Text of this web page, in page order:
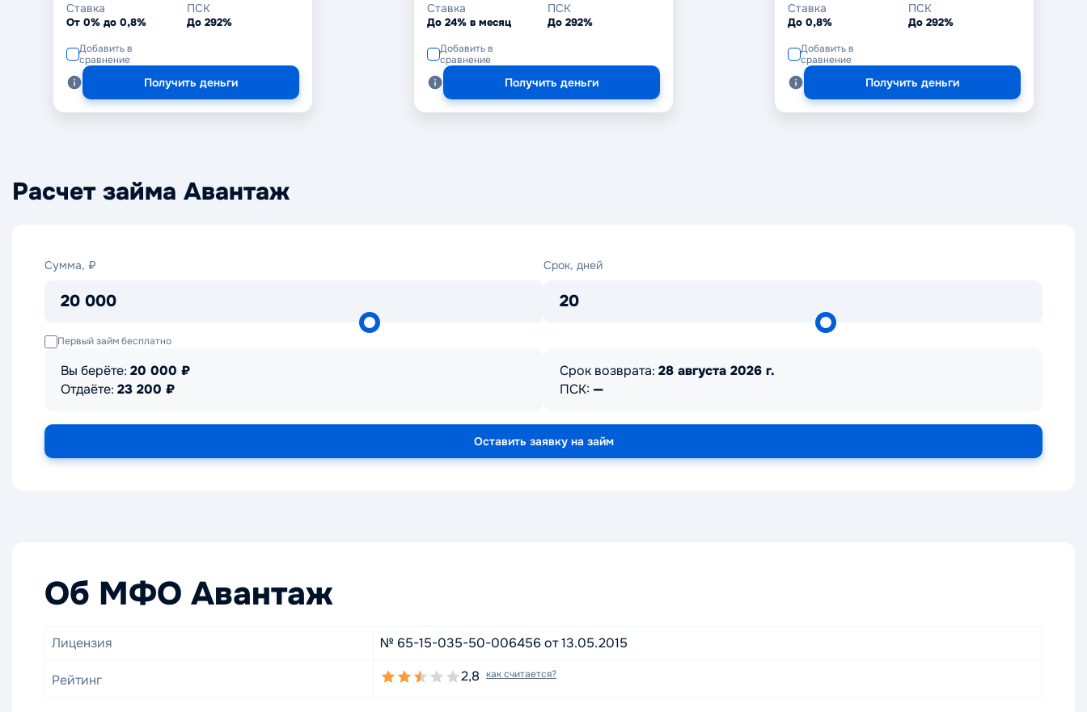
Ставка
От 0% до 0,8%
ПСК
До 292%
Добавить в
сравнение
Получить деньги
Ставка
До 24% в месяц
ПСК
До 292%
Добавить в
сравнение
Получить деньги
Ставка
До 0,8%
ПСК
До 292%
Добавить в
сравнение
Получить деньги
Расчет займа Авантаж
Сумма, ₽
20 000
Сумма,
Срок, дней
20
Срок,
Первый займ бесплатно
Вы берёте: 20 000 ₽
Отдаёте: 23 200 ₽
Срок возврата: 28 августа 2026 г.
ПСК: —
Оставить заявку на займ
Об МФО Авантаж
Лицензия № 65-15-035-50-006456 от 13.05.2015
Рейтинг 2,8 как считается?